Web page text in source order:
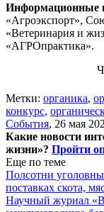
Информационные
«Агроэкспорт»,
«Ветеринария и
«АГРОпрактика».
Метки: органика,
конкурс,
События, 26 мая
Какие новости
жизни»? Пройти
Еще по теме
Полсотни
поставках скота,
Научный журнал